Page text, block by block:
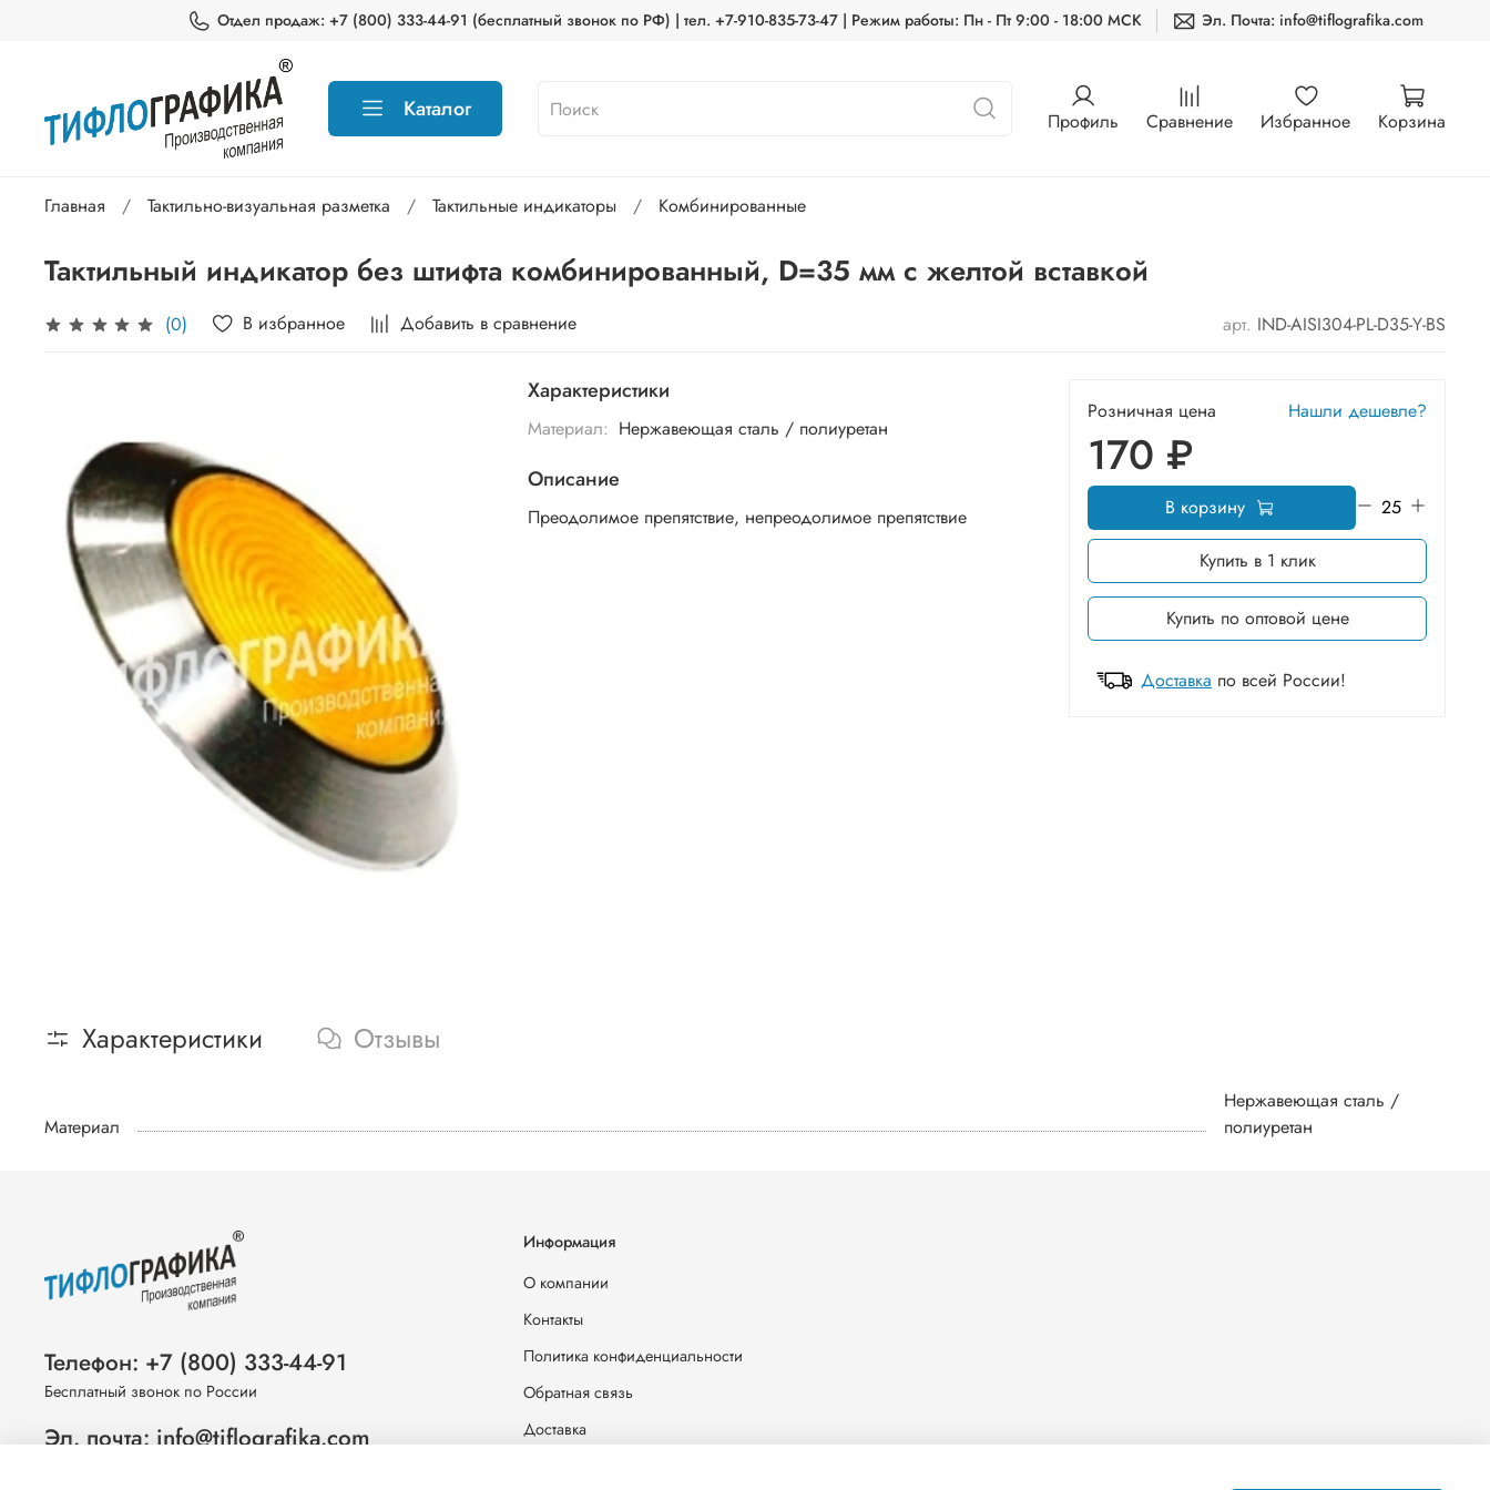
Отдел продаж: +7 (800) 333-44-91 (бесплатный звонок по РФ) | тел. +7-910-835-73-47 | Режим работы: Пн - Пт 9:00 - 18:00 МСК Эл. Почта: info@tiflografika.com
Каталог Профиль Сравнение Избранное Корзина
Главная Тактильно-визуальная разметка Тактильные индикаторы Комбинированные
Тактильный индикатор без штифта комбинированный, D=35 мм с желтой вставкой
(0) В избранное Добавить в сравнение арт. IND-AISI304-PL-D35-Y-BS
Характеристики
Материал: Нержавеющая сталь / полиуретан
Описание
Преодолимое препятствие, непреодолимое препятствие
Розничная цена Нашли дешевле?
170 ₽
В корзину
Купить в 1 клик
Купить по оптовой цене
Доставка по всей России!
Характеристики Отзывы
Материал
Нержавеющая сталь /
полиуретан
Информация
О компании
Контакты
Политика конфиденциальности
Обратная связь
Доставка
Телефон: +7 (800) 333-44-91
Бесплатный звонок по России
Эл. почта: info@tiflografika.com